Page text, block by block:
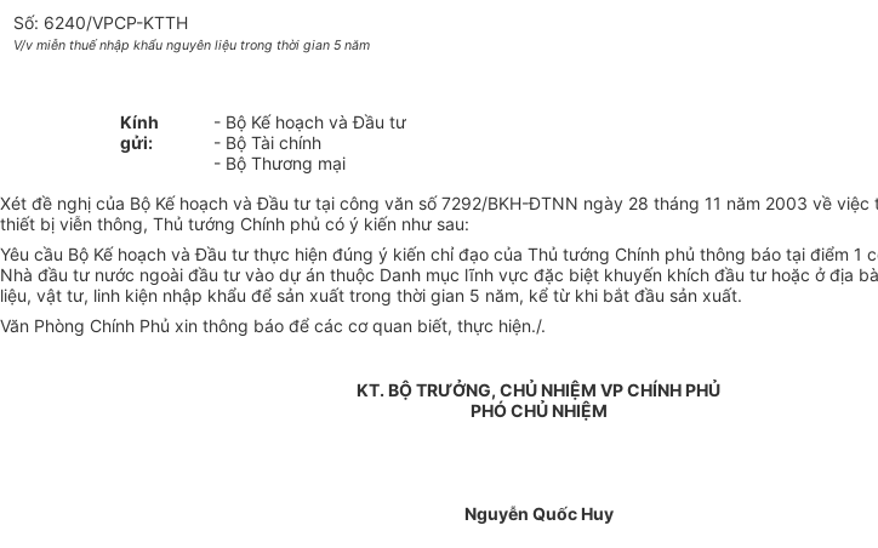
Số: 6240/VPCP-KTTH
V/v miễn thuế nhập khẩu nguyên liệu trong thời gian 5 năm
Kính
gửi:
- Bộ Kế hoạch và Đầu tư
- Bộ Tài chính
- Bộ Thương mại
Xét đề nghị của Bộ Kế hoạch và Đầu tư tại công văn số 7292/BKH-ĐTNN ngày 28 tháng 11 năm 2003 về
thiết bị viễn thông, Thủ tướng Chính phủ có ý kiến như sau:
Yêu cầu Bộ Kế hoạch và Đầu tư thực hiện đúng ý kiến chỉ đạo của Thủ tướng Chính phủ thông báo tại điểm
Nhà đầu tư nước ngoài đầu tư vào dự án thuộc Danh mục lĩnh vực đặc biệt khuyến khích đầu tư hoặc ở địa
liệu, vật tư, linh kiện nhập khẩu để sản xuất trong thời gian 5 năm, kể từ khi bắt đầu sản xuất.
Văn Phòng Chính Phủ xin thông báo để các cơ quan biết, thực hiện./.
KT. BỘ TRƯỞNG, CHỦ NHIỆM VP CHÍNH PHỦ
PHÓ CHỦ NHIỆM
Nguyễn Quốc Huy